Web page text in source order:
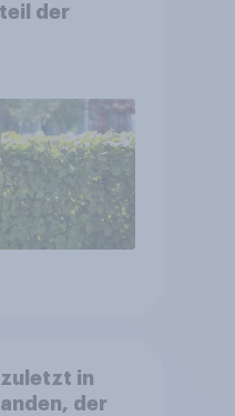
der
zuletzt in
der